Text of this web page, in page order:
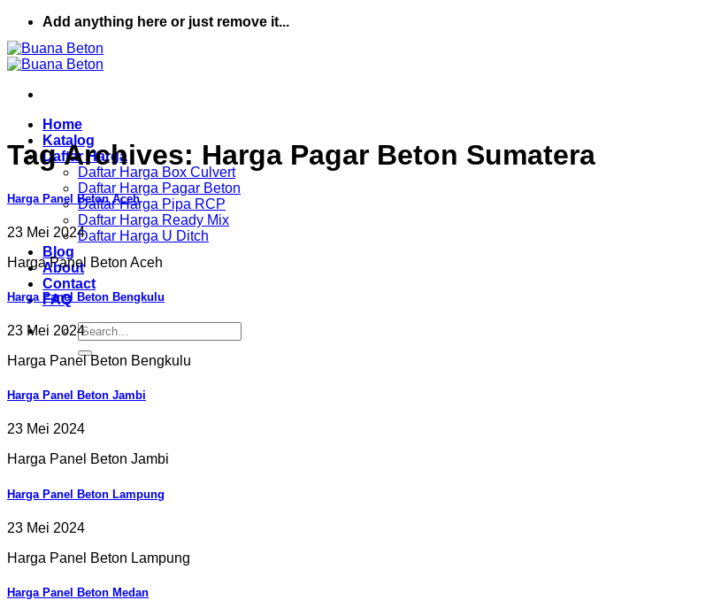
Skip
content
Add anything here or just remove it...
Home
Katalog
Daftar Harga
Daftar Harga Box Culvert
Daftar Harga Pagar Beton
Daftar Harga Pipa RCP
Daftar Harga Ready Mix
Daftar Harga U Ditch
Blog
About
Contact
FAQ
Search
for:
Tag Archives: Harga Pagar Beton Sumatera
Harga Panel Beton Aceh
23 Mei 2024
Harga Panel Beton Aceh
Harga Panel Beton Bengkulu
23 Mei 2024
Harga Panel Beton Bengkulu
Harga Panel Beton Jambi
23 Mei 2024
Harga Panel Beton Jambi
Harga Panel Beton Lampung
23 Mei 2024
Harga Panel Beton Lampung
Harga Panel Beton Medan